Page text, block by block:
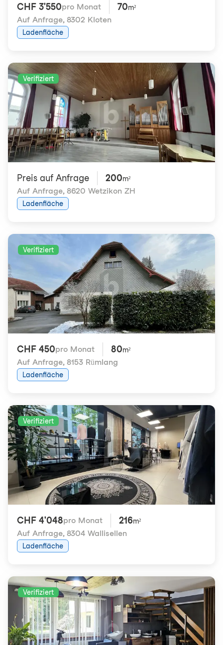
CHF 3'550pro Monat 70m²
Auf Anfrage, 8302 Kloten
Ladenfläche
Verifiziert
Preis auf Anfrage 200m²
Auf Anfrage, 8620 Wetzikon ZH
Ladenfläche
Verifiziert
CHF 450pro Monat 80m²
Auf Anfrage, 8153 Rümlang
Ladenfläche
Verifiziert
CHF 4'048pro Monat 216m²
Auf Anfrage, 8304 Wallisellen
Ladenfläche
Verifiziert